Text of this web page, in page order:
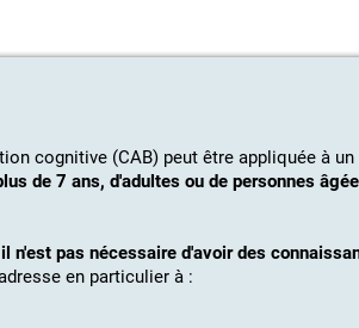
cognitive (CAB) peut être appliquée à
de 7 ans, d'adultes ou de personnes
il n'est pas nécessaire d'avoir des
en particulier à :